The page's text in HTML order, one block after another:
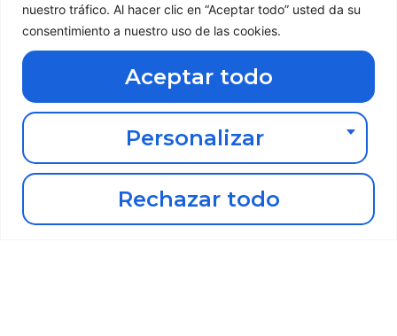
nuestro tráfico. Al hacer clic en “Aceptar todo” usted da su
consentimiento a nuestro uso de las cookies.
Personalizar
Rechazar todo
Aceptar todo
Descarga nuestra App de Grupo
Ferga
Haz clic aquí abajo
JORGE YEPES
Falta por poner especialidad